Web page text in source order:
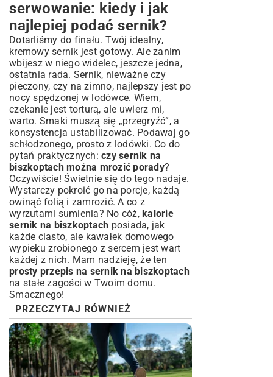
serwowanie: kiedy i jak
najlepiej podać sernik?
Dotarliśmy do finału. Twój idealny,
kremowy sernik jest gotowy. Ale zanim
wbijesz w niego widelec, jeszcze jedna,
ostatnia rada. Sernik, nieważne czy
pieczony, czy na zimno, najlepszy jest po
nocy spędzonej w lodówce. Wiem,
czekanie jest torturą, ale uwierz mi,
warto. Smaki muszą się „przegryźć”, a
konsystencja ustabilizować. Podawaj go
schłodzonego, prosto z lodówki. Co do
pytań praktycznych: czy sernik na
biszkoptach można mrozić porady?
Oczywiście! Świetnie się do tego nadaje.
Wystarczy pokroić go na porcje, każdą
owinąć folią i zamrozić. A co z
wyrzutami sumienia? No cóż, kalorie
sernik na biszkoptach posiada, jak
każde ciasto, ale kawałek domowego
wypieku zrobionego z sercem jest wart
każdej z nich. Mam nadzieję, że ten
prosty przepis na sernik na biszkoptach
na stałe zagości w Twoim domu.
Smacznego!
PRZECZYTAJ RÓWNIEŻ